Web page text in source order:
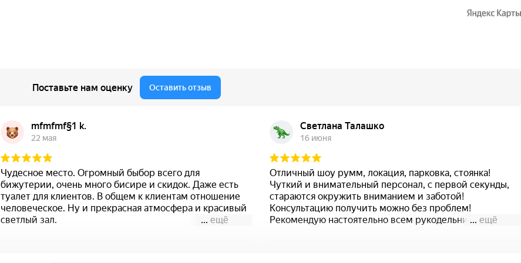
Поставьте нам оценку Оставить отзыв
mfmfmf§1 k.
22 мая
Чудесное место. Огромный быбор всего для
бижутерии, очень много бисире и скидок. Даже есть
туалет для клиентов. В общем к клиентам отношение
человеческое. Ну и прекрасная атмосфера и красивый
светлый зал.
... ещё
Светлана Талашко
16 июня
Отличный шоу румм, локация, парковка, стоянка!
Чуткий и внимательный персонал, с первой секунды,
стараются окружить вниманием и заботой!
Консультацию получить можно без проблем!
Рекомендую настоятельно всем рукодельницам!
... ещё